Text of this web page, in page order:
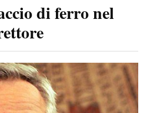
di ferro nel